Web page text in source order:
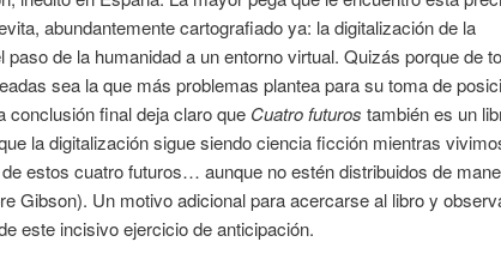
abundantemente cartografiado ya: la digitalización de la
paso de la humanidad a un entorno virtual. Quizás porque de
sea la que más problemas plantea para su toma de
conclusión final deja claro que Cuatro futuros también es un
la digitalización sigue siendo ciencia ficción mientras
estos cuatro futuros… aunque no estén distribuidos de
Gibson). Un motivo adicional para acercarse al libro y
este incisivo ejercicio de anticipación.